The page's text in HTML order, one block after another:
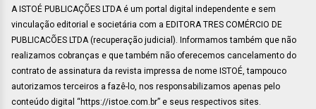
A ISTOÉ PUBLICAÇÕES LTDA é um portal digital independente e sem
vinculação editorial e societária com a EDITORA TRES COMÉRCIO DE
PUBLICACÕES LTDA (recuperação judicial). Informamos também que não
realizamos cobranças e que também não oferecemos cancelamento do
contrato de assinatura da revista impressa de nome ISTOÉ, tampouco
autorizamos terceiros a fazê-lo, nos responsabilizamos apenas pelo
conteúdo digital “https://istoe.com.br” e seus respectivos sites.